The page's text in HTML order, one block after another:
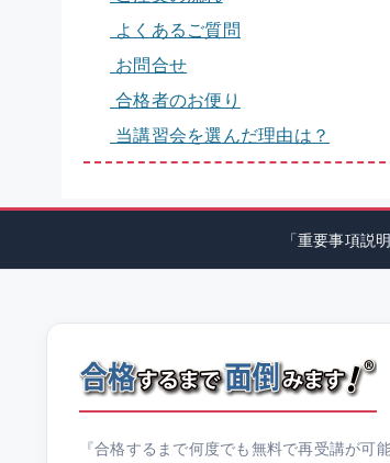
よくあるご質問
お問合せ
合格者のお便り
当講習会を選んだ理由は？
「重要事項説
『合格するまで何度でも無料で再受講が可